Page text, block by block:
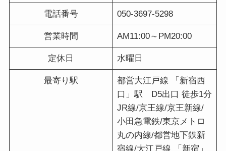
電話番号 050-3697-5298
営業時間 AM11:00～PM20:00
定休日 水曜日
最寄り駅
都営大江戸線 「新宿西
口」駅 D5出口 徒歩1分
JR線/京王線/京王新線/
小田急電鉄/東京メトロ
丸の内線/都営地下鉄新
宿線/大江戸線 「新宿」